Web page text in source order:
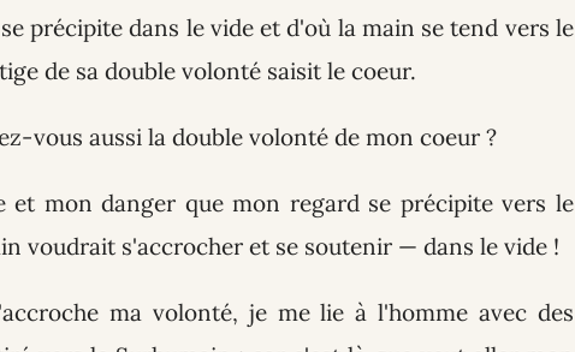
précipite dans le vide et d'où la main se tend vers le
de sa double volonté saisit le coeur.
vous aussi la double volonté de mon coeur ?
et mon danger que mon regard se précipite vers le
voudrait s'accrocher et se soutenir — dans le vide !
ma volonté, je me lie à l'homme avec des